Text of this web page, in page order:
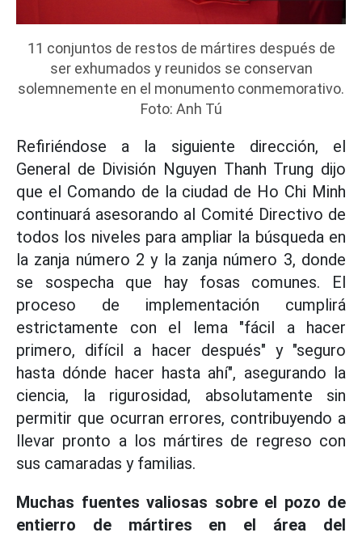
11 conjuntos de restos de mártires después de
ser exhumados y reunidos se conservan
solemnemente en el monumento conmemorativo.
Foto: Anh Tú
Refiriéndose a la siguiente dirección, el
General de División Nguyen Thanh Trung dijo
que el Comando de la ciudad de Ho Chi Minh
continuará asesorando al Comité Directivo de
todos los niveles para ampliar la búsqueda en
la zanja número 2 y la zanja número 3, donde
se sospecha que hay fosas comunes. El
proceso de implementación cumplirá
estrictamente con el lema "fácil a hacer
primero, difícil a hacer después" y "seguro
hasta dónde hacer hasta ahí", asegurando la
ciencia, la rigurosidad, absolutamente sin
permitir que ocurran errores, contribuyendo a
llevar pronto a los mártires de regreso con
sus camaradas y familias.
Muchas fuentes valiosas sobre el pozo de
entierro de mártires en el área del